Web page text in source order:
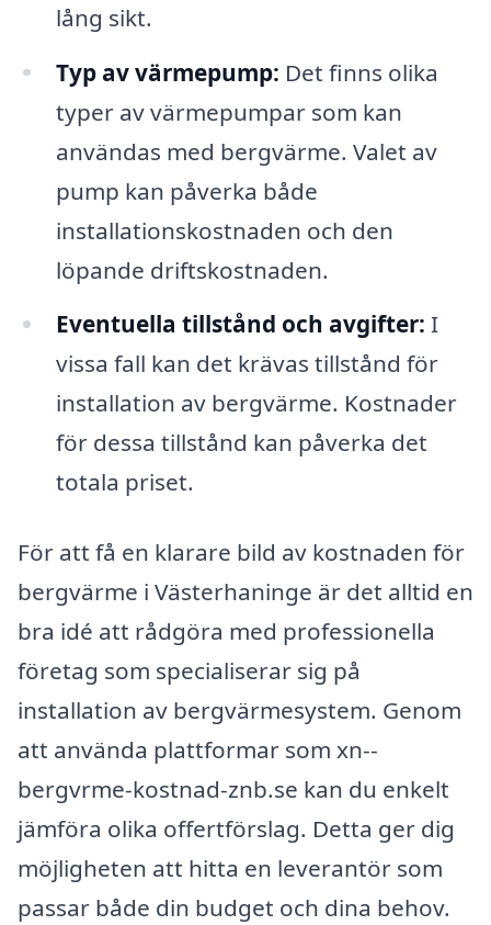
lång sikt.
Typ av värmepump: Det finns olika
typer av värmepumpar som kan
användas med bergvärme. Valet av
pump kan påverka både
installationskostnaden och den
löpande driftskostnaden.
Eventuella tillstånd och avgifter: I
vissa fall kan det krävas tillstånd för
installation av bergvärme. Kostnader
för dessa tillstånd kan påverka det
totala priset.
För att få en klarare bild av kostnaden för
bergvärme i Västerhaninge är det alltid en
bra idé att rådgöra med professionella
företag som specialiserar sig på
installation av bergvärmesystem. Genom
att använda plattformar som xn--
bergvrme-kostnad-znb.se kan du enkelt
jämföra olika offertförslag. Detta ger dig
möjligheten att hitta en leverantör som
passar både din budget och dina behov.